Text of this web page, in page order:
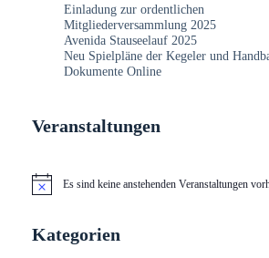
Einladung zur ordentlichen
Mitgliederversammlung 2025
Avenida Stauseelauf 2025
Neu Spielpläne der Kegeler und
Dokumente Online
Veranstaltungen
H
w
Es sind keine anstehenden Veranstaltungen
Kategorien